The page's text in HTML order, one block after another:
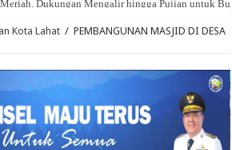
Batu Pertama Proyek Hilirisasi Batu Bara di
Kota Lahat / PEMBANGUNAN MASJID DI DESA